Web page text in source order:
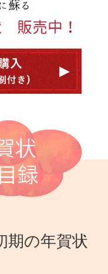
期の年賀状